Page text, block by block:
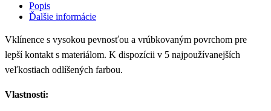
Popis
Ďalšie informácie
Vklínence s vysokou pevnosťou a vrúbkovaným povrchom pre
lepší kontakt s materiálom. K dispozícii v 5 najpoužívanejších
veľkostiach odlíšených farbou.
Vlastnosti: